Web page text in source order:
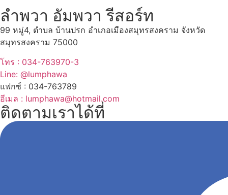
ลำพวา อัมพวา รีสอร์ท
99 หมู่4, ตำบล บ้านปรก อำเภอเมืองสมุทรสงคราม จังหวัด
สมุทรสงคราม 75000
โทร : 034-763970-3
Line: @lumphawa
แฟกซ์ : 034-763789
อีเมล : lumphawa@hotmail.com
ติดตามเราได้ที่